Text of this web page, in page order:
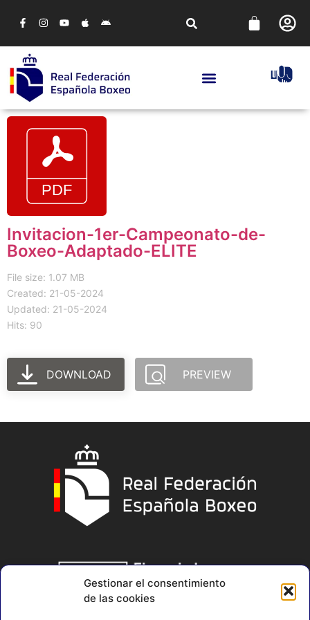
Gestionar el consentimiento
de las cookies
Invitacion-1er-Campeonato-de-
Boxeo-Adaptado-ELITE
File size: 1.07 MB
Created: 21-05-2024
Updated: 21-05-2024
Hits: 90
DOWNLOAD PREVIEW